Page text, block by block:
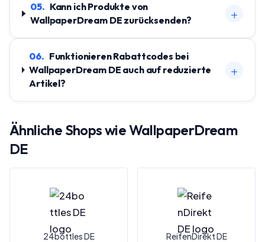
05. Kann ich Produkte von
WallpaperDream DE zurücksenden?
+
06. Funktionieren Rabattcodes bei
WallpaperDream DE auch auf reduzierte
Artikel?
+
Ähnliche Shops wieWallpaperDream
DE
24bottles DE ReifenDirekt DE